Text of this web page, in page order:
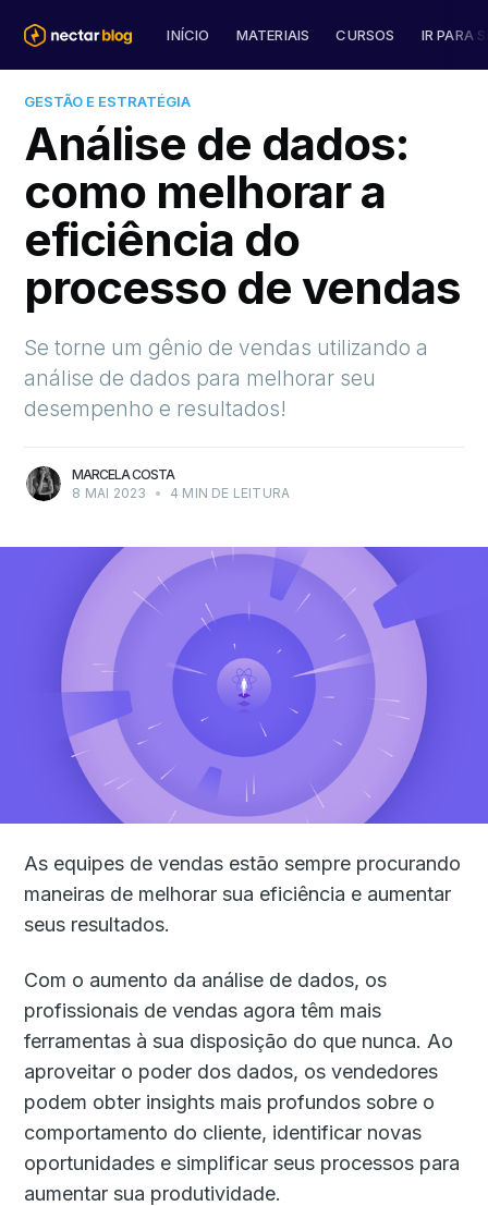
INÍCIO MATERIAIS CURSOS IR PARA
GESTÃO E ESTRATÉGIA
Análise de dados:
como melhorar a
eficiência do
processo de vendas
Se torne um gênio de vendas utilizando a
análise de dados para melhorar seu
desempenho e resultados!
MARCELA COSTA
8 MAI 2023
• 4 MIN DE LEITURA
As equipes de vendas estão sempre procurando
maneiras de melhorar sua eficiência e aumentar
seus resultados.
Com o aumento da análise de dados, os
profissionais de vendas agora têm mais
ferramentas à sua disposição do que nunca. Ao
aproveitar o poder dos dados, os vendedores
podem obter insights mais profundos sobre o
comportamento do cliente, identificar novas
oportunidades e simplificar seus processos para
aumentar sua produtividade.